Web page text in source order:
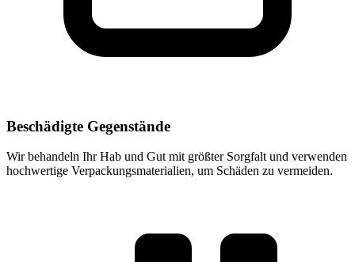
Beschädigte Gegenstände
Wir behandeln Ihr Hab und Gut mit größter Sorgfalt und verwenden
hochwertige Verpackungsmaterialien, um Schäden zu vermeiden.